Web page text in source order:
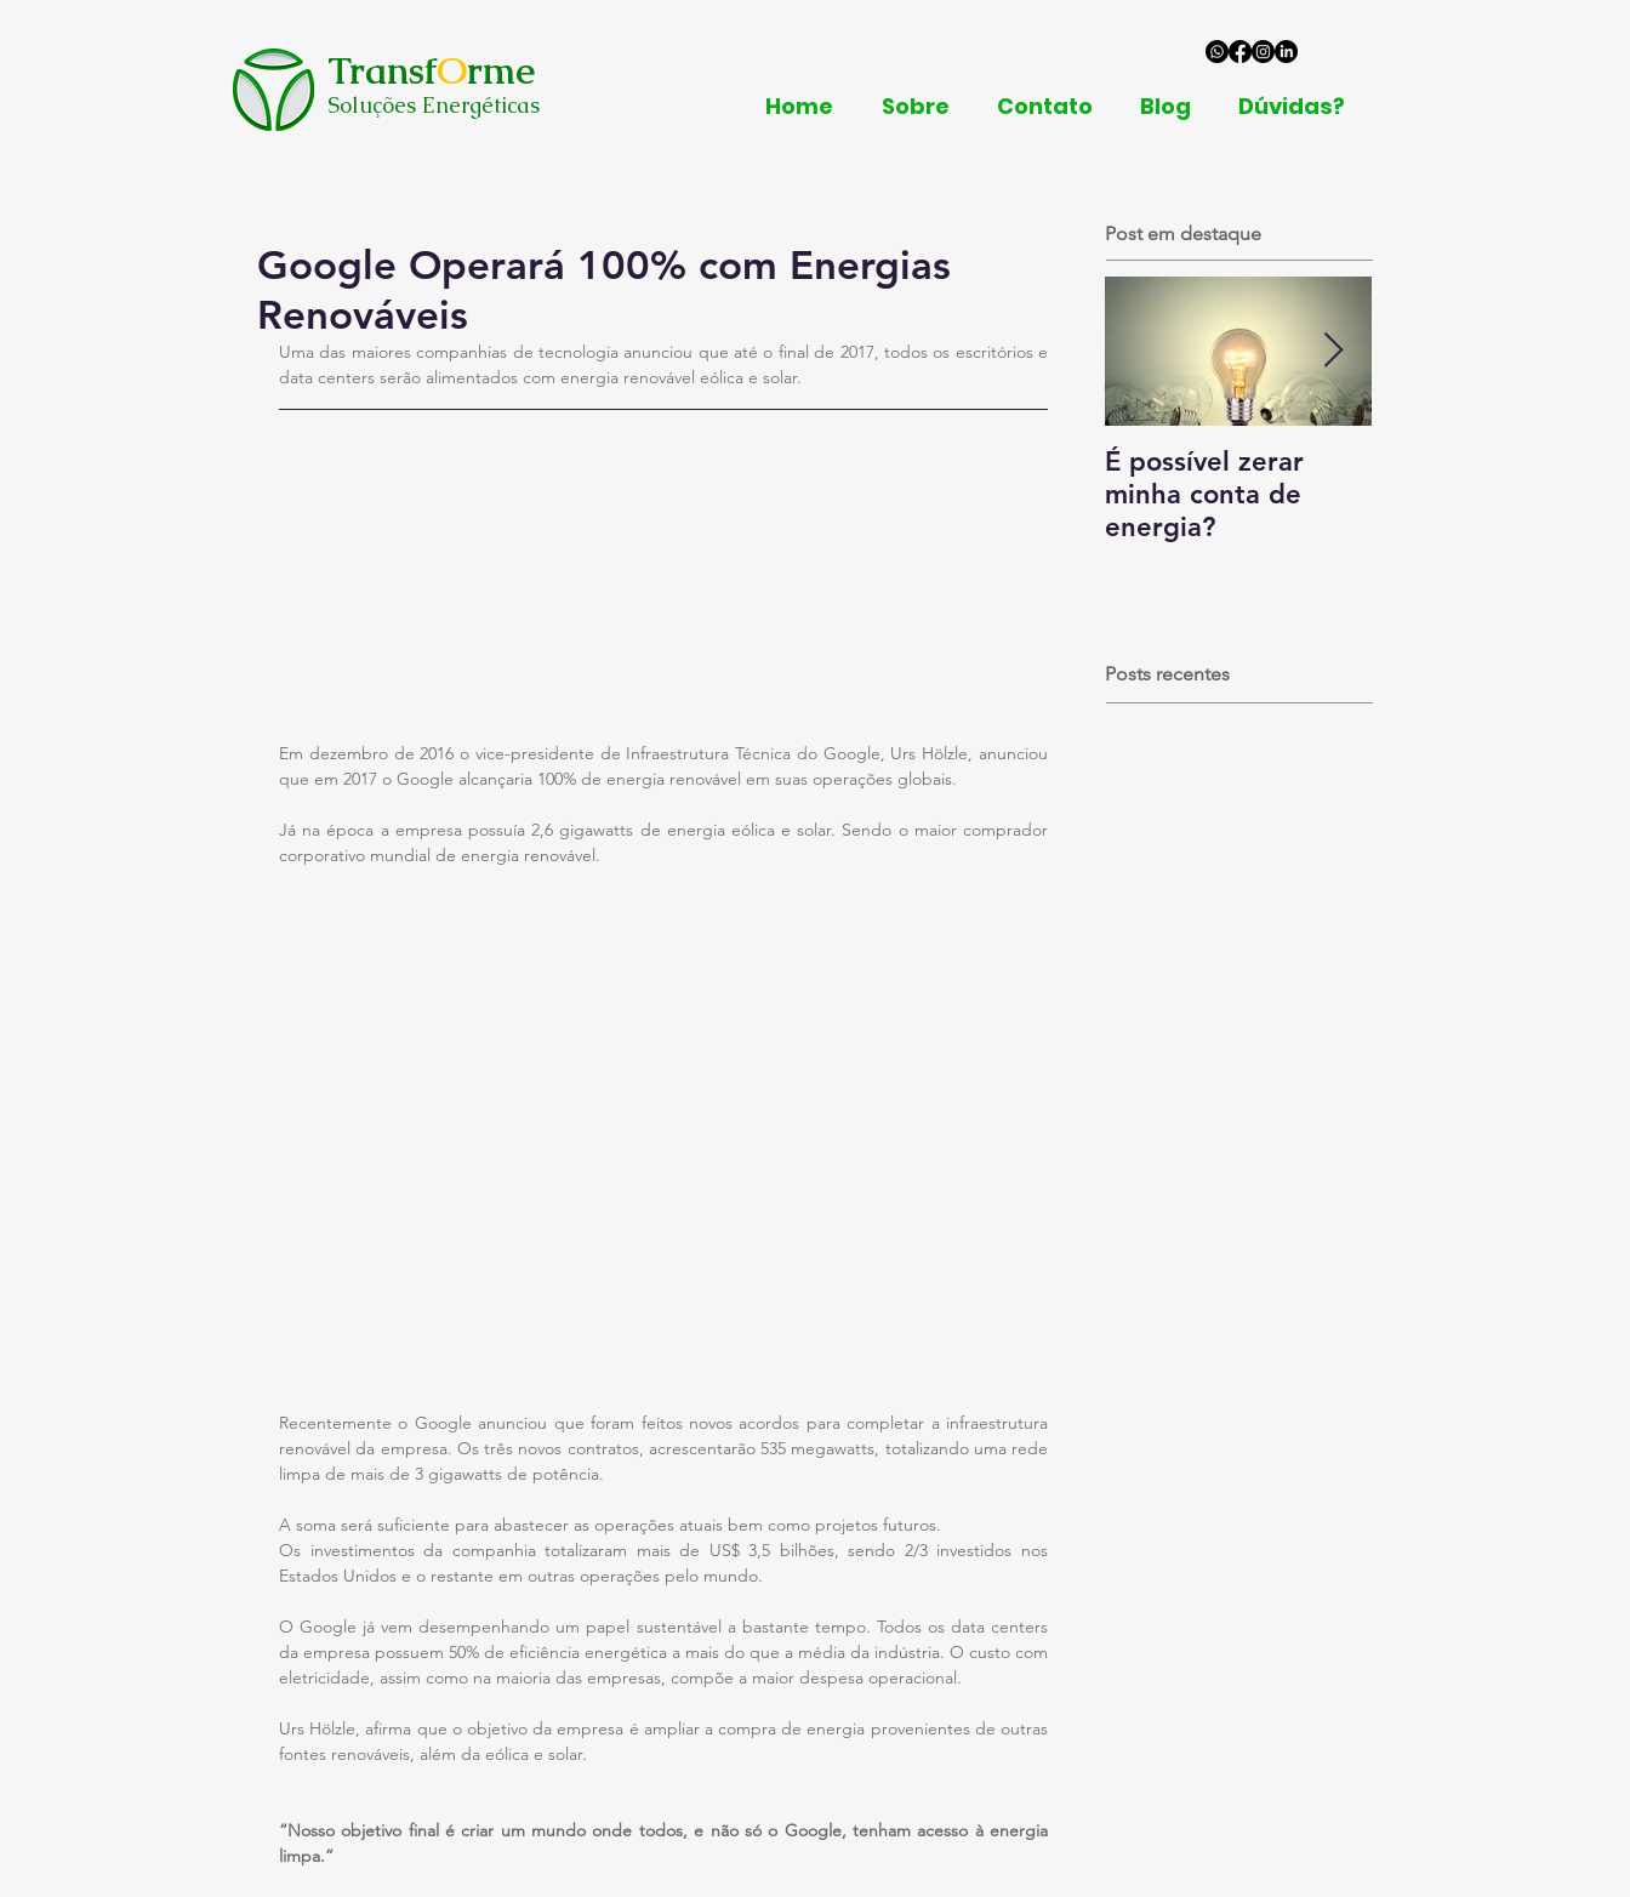
TransfOrme
Soluções Energéticas Home Sobre Contato Blog Dúvidas?
Google Operará 100% com Energias
Renováveis
Uma das maiores companhias de tecnologia anunciou que até o final de 2017, todos os escritórios e
data centers serão alimentados com energia renovável eólica e solar.
Em dezembro de 2016 o vice-presidente de Infraestrutura Técnica do Google, Urs Hölzle, anunciou
que em 2017 o Google alcançaria 100% de energia renovável em suas operações globais.
Já na época a empresa possuía 2,6 gigawatts de energia eólica e solar. Sendo o maior comprador
corporativo mundial de energia renovável.
Recentemente o Google anunciou que foram feitos novos acordos para completar a infraestrutura
renovável da empresa. Os três novos contratos, acrescentarão 535 megawatts, totalizando uma rede
limpa de mais de 3 gigawatts de potência.
A soma será suficiente para abastecer as operações atuais bem como projetos futuros.
Os investimentos da companhia totalizaram mais de US$ 3,5 bilhões, sendo 2/3 investidos nos
Estados Unidos e o restante em outras operações pelo mundo.
O Google já vem desempenhando um papel sustentável a bastante tempo. Todos os data centers
da empresa possuem 50% de eficiência energética a mais do que a média da indústria. O custo com
eletricidade, assim como na maioria das empresas, compõe a maior despesa operacional.
Urs Hölzle, afirma que o objetivo da empresa é ampliar a compra de energia provenientes de outras
fontes renováveis, além da eólica e solar.
“Nosso objetivo final é criar um mundo onde todos, e não só o Google, tenham acesso à energia
limpa.”
Post em destaque
É possível zerar
minha conta de
energia?
Posts recentes